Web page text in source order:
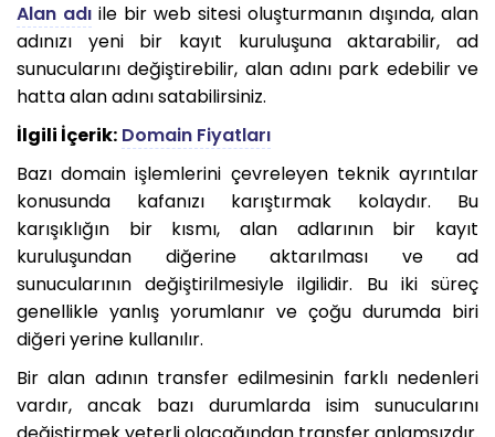
Alan adı ile bir web sitesi oluşturmanın dışında, alan
adınızı yeni bir kayıt kuruluşuna aktarabilir, ad
sunucularını değiştirebilir, alan adını park edebilir ve
hatta alan adını satabilirsiniz.
İlgili İçerik: Domain Fiyatları
Bazı domain işlemlerini çevreleyen teknik ayrıntılar
konusunda kafanızı karıştırmak kolaydır. Bu
karışıklığın bir kısmı, alan adlarının bir kayıt
kuruluşundan diğerine aktarılması ve ad
sunucularının değiştirilmesiyle ilgilidir. Bu iki süreç
genellikle yanlış yorumlanır ve çoğu durumda biri
diğeri yerine kullanılır.
Bir alan adının transfer edilmesinin farklı nedenleri
vardır, ancak bazı durumlarda isim sunucularını